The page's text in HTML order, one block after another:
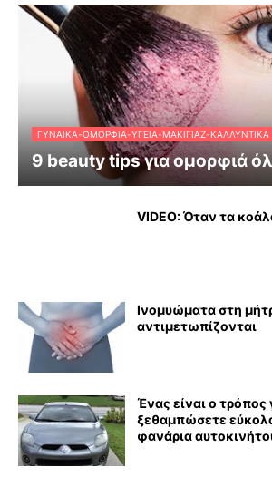
ΓΥΝΑΊΚΑ-ΟΜΟΡΦΙΆ-ΥΓΕΊΑ-ΜΑΚΙΓΙΆΖ-ΚΑΛΛΥΝΤΙΚΆ
9 beauty tips για ομορφιά
VIDEO: Όταν τα
Ινομυώματα στη
αντιμετωπίζονται
Ένας είναι ο τρόπος
ξεθαμπώσετε
φανάρια